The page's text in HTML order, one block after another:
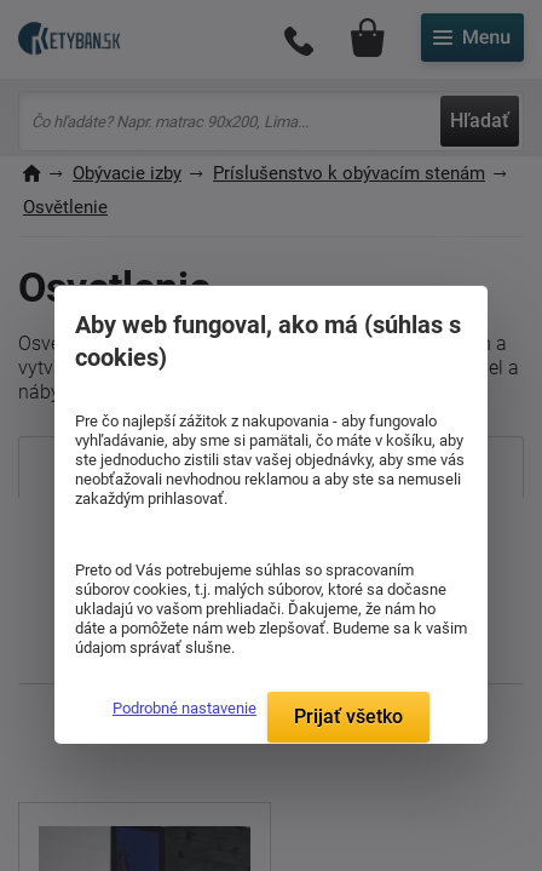
Hľadať
Môj účet
Obývacie izby
Príslušenstvo k obývacím stenám
Osvětlenie
Osvetlenie
Osvetlenie dopĺňa obývacie steny, zdôrazňuje ich dizajn a
vytvára pohodlnú atmosféru. Správna kombinácia svetiel a
nábytku spríjemní každý večer v obývacej izbe.
Najpredávanejšie
Od najlacnejšieho
Najnovšie
Zobrazujem 1 - 16 z 16
Aby web fungoval, ako má (súhlas s
cookies)
Pre čo najlepší zážitok z nakupovania - aby fungovalo
vyhľadávanie, aby sme si pamätali, čo máte v košíku, aby
ste jednoducho zistili stav vašej objednávky, aby sme vás
neobťažovali nevhodnou reklamou a aby ste sa nemuseli
zakaždým prihlasovať.
Preto od Vás potrebujeme súhlas so spracovaním
súborov cookies, t.j. malých súborov, ktoré sa dočasne
ukladajú vo vašom prehliadači. Ďakujeme, že nám ho
dáte a pomôžete nám web zlepšovať. Budeme sa k vašim
údajom správať slušne.
Podrobné nastavenie Prijať všetko